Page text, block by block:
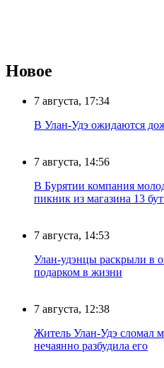
Новое
7 августа, 17:34
В Улан-Удэ ожидаются
7 августа, 14:56
В Бурятии компания
пикник из магазина 13
7 августа, 14:53
Улан-удэнцы раскрыли в
подарком в жизни
7 августа, 12:38
Житель Улан-Удэ сломал
нечаянно разбудила его